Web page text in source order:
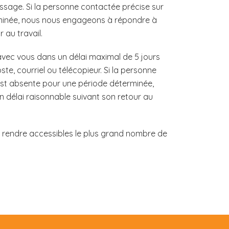
Si la personne contactée précise sur
nous nous engageons à répondre à
au travail.
vous dans un délai maximal de 5 jours
courriel ou télécopieur. Si la personne
absente pour une période déterminée,
délai raisonnable suivant son retour au
accessibles le plus grand nombre de